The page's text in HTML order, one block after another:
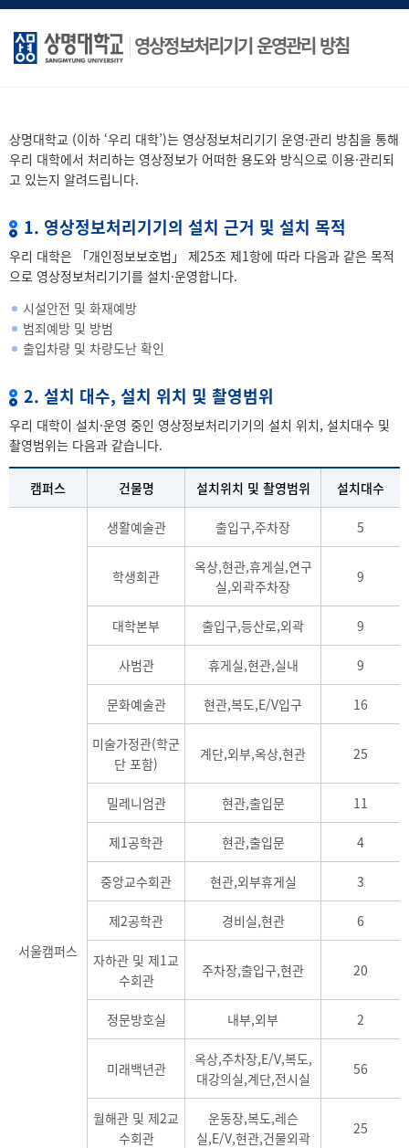
영상정보처리기기 운영관리 방침
상명대학교 (이하 ‘우리 대학’)는 영상정보처리기기 운영·관리 방침을 통해
우리 대학에서 처리하는 영상정보가 어떠한 용도와 방식으로 이용·관리되
고 있는지 알려드립니다.
1. 영상정보처리기기의 설치 근거 및 설치 목적
우리 대학은 「개인정보보호법」 제25조 제1항에 따라 다음과 같은 목적
으로 영상정보처리기기를 설치·운영합니다.
시설안전 및 화재예방
범죄예방 및 방범
출입차량 및 차량도난 확인
2. 설치 대수, 설치 위치 및 촬영범위
우리 대학이 설치·운영 중인 영상정보처리기기의 설치 위치, 설치대수 및
촬영범위는 다음과 같습니다.
캠퍼스 건물명 설치위치 및 촬영범위 설치대수
서울캠퍼스
생활예술관 출입구,주차장 5
학생회관
옥상,현관,휴게실,연구
실,외곽주차장
9
대학본부 출입구,등산로,외곽 9
사범관 휴게실,현관,실내 9
문화예술관 현관,복도,E/V입구 16
미술가정관(학군
단 포함)
계단,외부,옥상,현관 25
밀레니엄관 현관,출입문 11
제1공학관 현관,출입문 4
중앙교수회관 현관,외부휴게실 3
제2공학관 경비실,현관 6
자하관 및 제1교
수회관
주차장,출입구,현관 20
정문방호실 내부,외부 2
미래백년관
옥상,주차장,E/V,복도,
대강의실,계단,전시실
56
월해관 및 제2교
수회관
운동장,복도,레슨
실,E/V,현관,건물외곽
25